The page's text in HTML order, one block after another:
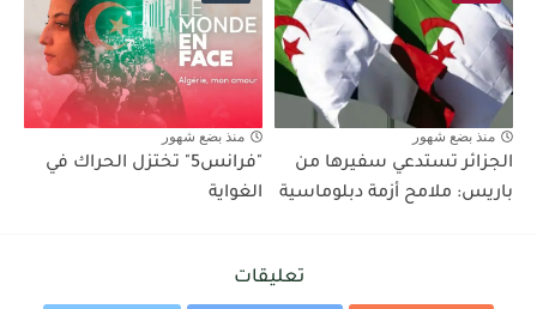
منذ بضع شهور
الجزائر تستدعي سفيرها من
باريس: ملامح أزمة دبلوماسية
منذ بضع شهور
"فرانس5" تختزل الحراك في
الغواية
تعليقات